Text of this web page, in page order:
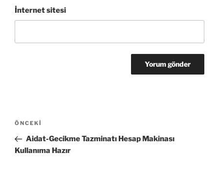
İnternet sitesi
Yazı
Önceki
Yazı
ÖNCEKI
Aidat-Gecikme Tazminatı Hesap Makinası
Kullanıma Hazır